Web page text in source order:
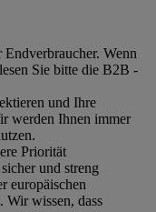
Wenn
Sie bitte die B2B -
und Ihre
werden Ihnen immer
Priorität
und streng
europäischen
Wir wissen, dass